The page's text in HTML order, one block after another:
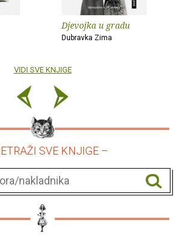
Djevojka u gradu
Dubravka Zima
VIDI SVE KNJIGE
SVE KNJIGE –